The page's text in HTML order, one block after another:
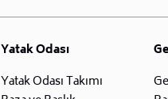
Yatak Odası
Yatak Odası Takımı